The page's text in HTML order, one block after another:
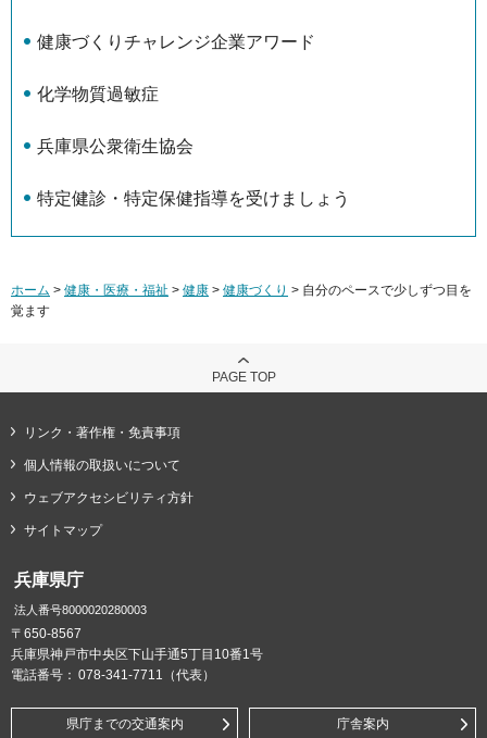
健康づくりチャレンジ企業アワード
化学物質過敏症
兵庫県公衆衛生協会
特定健診・特定保健指導を受けましょう
ホーム > 健康・医療・福祉 > 健康 > 健康づくり > 自分のペースで少しずつ目を
覚ます
PAGE TOP
リンク・著作権・免責事項
個人情報の取扱いについて
ウェブアクセシビリティ方針
サイトマップ
兵庫県庁
法人番号8000020280003
〒650-8567
兵庫県神戸市中央区下山手通5丁目10番1号
電話番号： 078-341-7711（代表）
県庁までの交通案内 庁舎案内